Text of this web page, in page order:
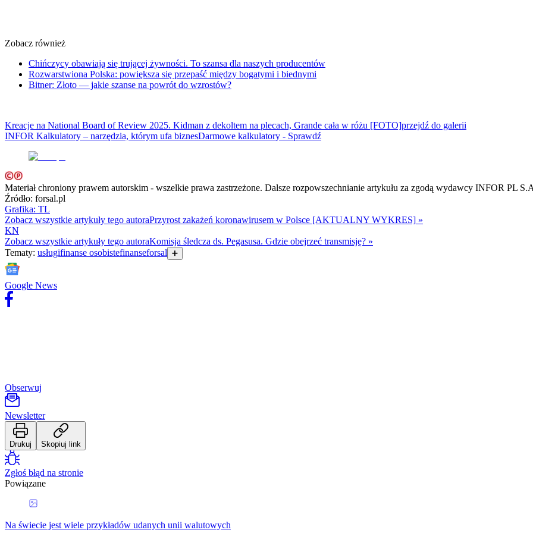
Kolej
Wideo
Lifestyle
Edukacja
Zdrowie
Rozrywka
Nauka
Dziennik.pl
Zdrowiego.pl
Zobacz również
Chińczycy obawiają się trującej żywności. To szansa dla naszych producentów
Rozwarstwiona Polska: powiększa się przepaść między bogatymi i biednymi
Bitner: Złoto — jakie szanse na powrót do wzrostów?
Kreacje na National Board of Review 2025. Kidman z dekoltem na plecach, Grande cała w różu [FOTO]przejdź do galerii
INFOR Kalkulatory – narzędzia, którym ufa biznesDarmowe kalkulatory - Sprawdź
Materiał chroniony prawem autorskim - wszelkie prawa zastrzeżone. Dalsze rozpowszechnianie artykułu za zgodą wydawcy INFOR PL
Źródło: forsal.pl
Grafika: TL
Zobacz wszystkie artykuły tego autoraPrzyrost zakażeń koronawirusem w Polsce [AKTUALNY WYKRES] »
KN
Zobacz wszystkie artykuły tego autoraKomisja śledcza ds. Pegasusa. Gdzie obejrzeć transmisję? »
Tematy: usługifinanse osobistefinanseforsal ➕
Google News
Obserwuj
Newsletter
Drukuj Skopiuj link
Zgłoś błąd na stronie
Powiązane
Na świecie jest wiele przykładów udanych unii walutowych